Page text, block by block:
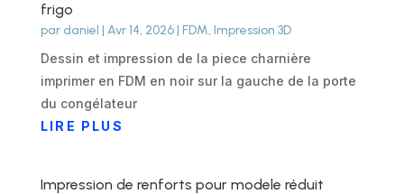
frigo
par daniel | Avr 14, 2026| FDM, Impression 3D
Dessin et impression de la piece charnière
imprimer en FDM en noir sur la gauche de la porte
du congélateur
LIRE PLUS
Impression de renforts pour modele réduit